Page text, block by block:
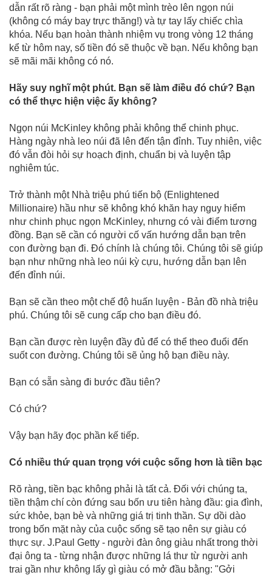
dẫn rất rõ ràng - bạn phải một mình trèo lên ngọn núi
(không có máy bay trực thăng!) và tự tay lấy chiếc chìa
khóa. Nếu bạn hoàn thành nhiệm vụ trong vòng 12 tháng
kể từ hôm nay, số tiền đó sẽ thuộc về bạn. Nếu không bạn
sẽ mãi mãi không có nó.
Hãy suy nghĩ một phút. Bạn sẽ làm điều đó chứ? Bạn
có thể thực hiện việc ấy không?
Ngọn núi McKinley không phải không thể chinh phục.
Hàng ngày nhà leo núi đã lên đến tận đỉnh. Tuy nhiên, việc
đó vẫn đòi hỏi sự hoạch định, chuẩn bị và luyện tập
nghiêm túc.
Trở thành một Nhà triệu phú tiến bộ (Enlightened
Millionaire) hầu như sẽ không khó khăn hay nguy hiểm
như chinh phục ngọn McKinley, nhưng có vài điểm tương
đồng. Bạn sẽ cần có người cố vấn hướng dẫn bạn trên
con đường bạn đi. Đó chính là chúng tôi. Chúng tôi sẽ giúp
bạn như những nhà leo núi kỳ cựu, hướng dẫn bạn lên
đến đỉnh núi.
Bạn sẽ cần theo một chế độ huấn luyện - Bản đồ nhà triệu
phú. Chúng tôi sẽ cung cấp cho bạn điều đó.
Bạn cần được rèn luyện đầy đủ để có thể theo đuổi đến
suốt con đường. Chúng tôi sẽ ủng hộ bạn điều này.
Bạn có sẵn sàng đi bước đầu tiên?
Có chứ?
Vậy bạn hãy đọc phần kế tiếp.
Có nhiều thứ quan trọng với cuộc sống hơn là tiền bạc
Rõ ràng, tiền bạc không phải là tất cả. Đối với chúng ta,
tiền thậm chí còn đứng sau bốn ưu tiên hàng đầu: gia đình,
sức khỏe, bạn bè và những giá trị tinh thần. Sự dồi dào
trong bốn mặt này của cuộc sống sẽ tạo nên sự giàu có
thực sự. J.Paul Getty - người đàn ông giàu nhất trong thời
đại ông ta - từng nhận được những lá thư từ người anh
trai gần như không lấy gì giàu có mở đầu bằng: "Gởi